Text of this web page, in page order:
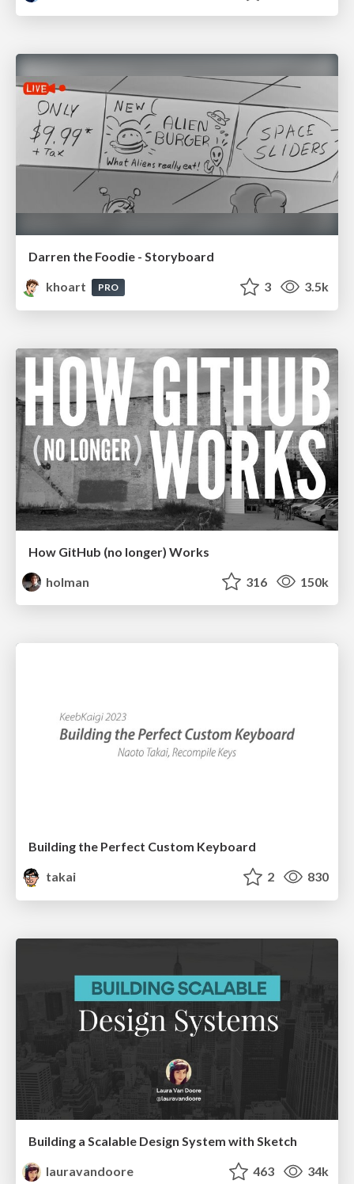
Darren the Foodie - Storyboard
khoart
PRO 3 3.5k
How GitHub (no longer) Works
holman
316 150k
Building the Perfect Custom Keyboard
takai
2 830
Building a Scalable Design System with Sketch
lauravandoore
463 34k